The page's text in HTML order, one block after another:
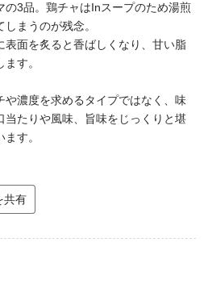
の3品。鶏チャはInスープのため湯煎
まうのが残念。
表面を炙ると香ばしくなり、甘い脂
す。
や濃度を求めるタイプではなく、味
当たりや風味、旨味をじっくりと堪
す。
共有